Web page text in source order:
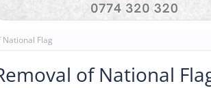
National Flag
of National